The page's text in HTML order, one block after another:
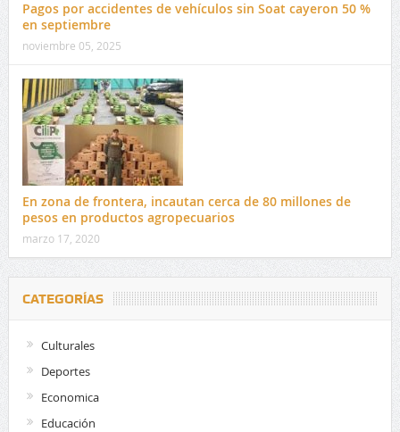
Pagos por accidentes de vehículos sin Soat cayeron 50 %
en septiembre
noviembre 05, 2025
En zona de frontera, incautan cerca de 80 millones de
pesos en productos agropecuarios
marzo 17, 2020
CATEGORÍAS
Culturales
Deportes
Economica
Educación